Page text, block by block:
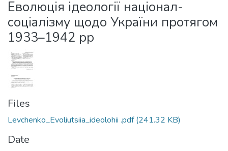
Statistics
Еволюція ідеології націонал-
соціалізму щодо України протягом
1933–1942 рр
Files
Levchenko_Evoliutsiia_ideolohii .pdf(241.32 KB)
Date